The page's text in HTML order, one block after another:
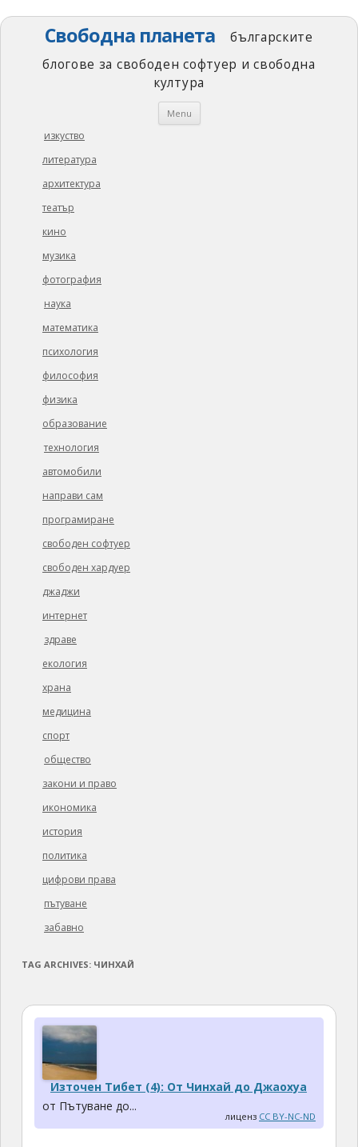
Свободна планета
българските
блогове за свободен софтуер и свободна
култура
Menu Skip
изкуство
литература
архитектура
театър
кино
музика
фотография
наука
математика
психология
философия
физика
образование
технология
автомобили
направи сам
програмиране
свободен софтуер
свободен хардуер
джаджи
интернет
здраве
екология
храна
медицина
спорт
общество
закони и право
икономика
история
политика
цифрови права
пътуване
забавно
TAG ARCHIVES: ЧИНХАЙ
Източен Тибет (4): От Чинхай до Джаохуа
от Пътуване до...
лиценз CC BY-NC-ND